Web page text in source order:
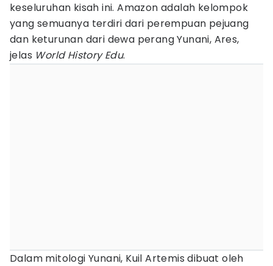
keseluruhan kisah ini. Amazon adalah kelompok
yang semuanya terdiri dari perempuan pejuang
dan keturunan dari dewa perang Yunani, Ares,
jelas World History Edu.
Dalam mitologi Yunani, Kuil Artemis dibuat oleh